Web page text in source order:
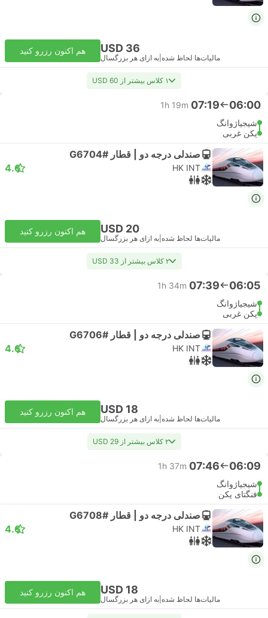
USD 36
مالیات‌ها لحاظ شده به ازای هر بزرگسال
هم اکنون رزرو کنید
۱ کلاس بیشتر از USD 60
06:00
07:19
1h 19m
شیجیاژوانگ
پکن غربی
صندلی درجه دو | قطار #G6704
HK INT
4.6
USD 20
مالیات‌ها لحاظ شده به ازای هر بزرگسال
هم اکنون رزرو کنید
۲ کلاس بیشتر از USD 33
06:05
07:39
1h 34m
شیجیاژوانگ
پکن غربی
صندلی درجه دو | قطار #G6706
HK INT
4.6
USD 18
مالیات‌ها لحاظ شده به ازای هر بزرگسال
هم اکنون رزرو کنید
۲ کلاس بیشتر از USD 29
06:09
07:46
1h 37m
شیجیاژوانگ
فنگتای پکن
صندلی درجه دو | قطار #G6708
HK INT
4.6
USD 18
مالیات‌ها لحاظ شده به ازای هر بزرگسال
هم اکنون رزرو کنید